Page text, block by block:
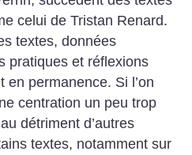
celui de Tristan Renard.
textes, données
pratiques et réflexions
permanence. Si l’on
centration un peu trop
détriment d’autres
textes, notamment sur